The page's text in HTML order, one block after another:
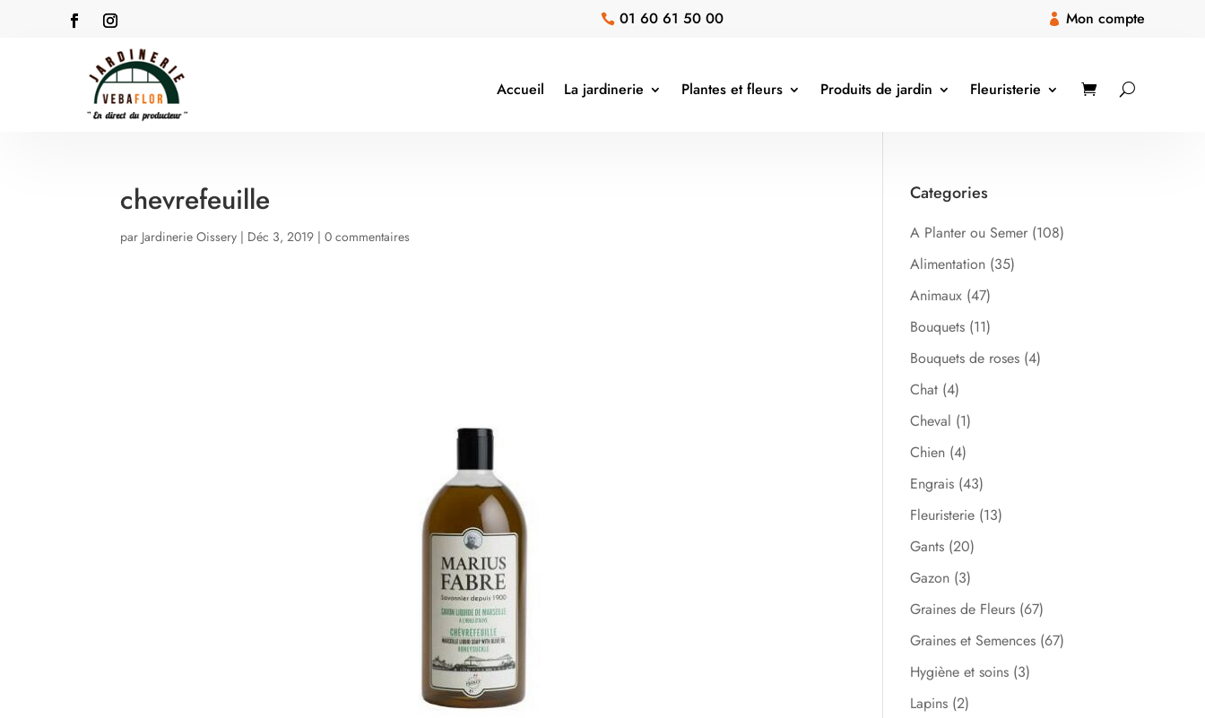
 01 60 61 50 00  Mon compte
Accueil La jardinerie Plantes et fleurs Produits de jardin Fleuristerie
chevrefeuille
par Jardinerie Oissery | Déc 3, 2019 |0 commentaires
Categories
A Planter ou Semer (108)
Alimentation (35)
Animaux (47)
Bouquets (11)
Bouquets de roses (4)
Chat (4)
Cheval (1)
Chien (4)
Engrais (43)
Fleuristerie (13)
Gants (20)
Gazon (3)
Graines de Fleurs (67)
Graines et Semences (67)
Hygiène et soins (3)
Lapins (2)